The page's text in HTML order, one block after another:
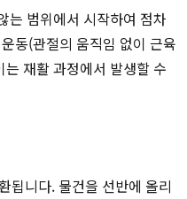
범위에서 시작하여 점차
동(관절의 움직임 없이 근육
재활 과정에서 발생할 수
됩니다. 물건을 선반에 올리